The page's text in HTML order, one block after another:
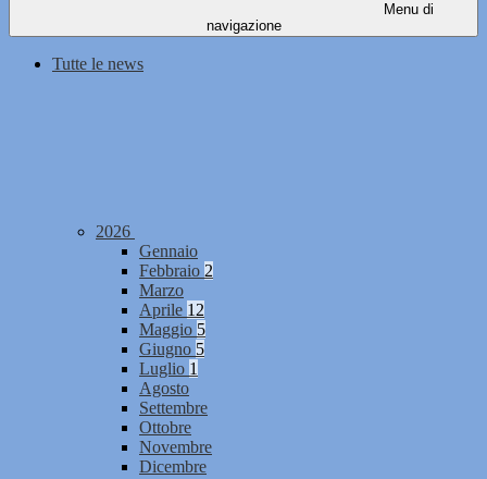
Menu di
navigazione
Tutte le news
2026
Gennaio
Febbraio 2
Marzo
Aprile 12
Maggio 5
Giugno 5
Luglio 1
Agosto
Settembre
Ottobre
Novembre
Dicembre